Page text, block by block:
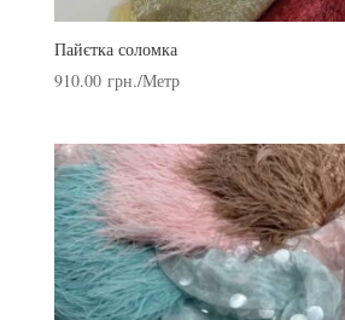
Пайєтка соломка
910.00 грн./Метр